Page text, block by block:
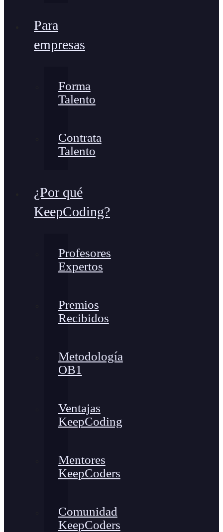
Para
empresas
Forma
Talento
Contrata
Talento
¿Por qué
KeepCoding?
Profesores
Expertos
Premios
Recibidos
Metodología
OB1
Ventajas
KeepCoding
Mentores
KeepCoders
Comunidad
KeepCoders